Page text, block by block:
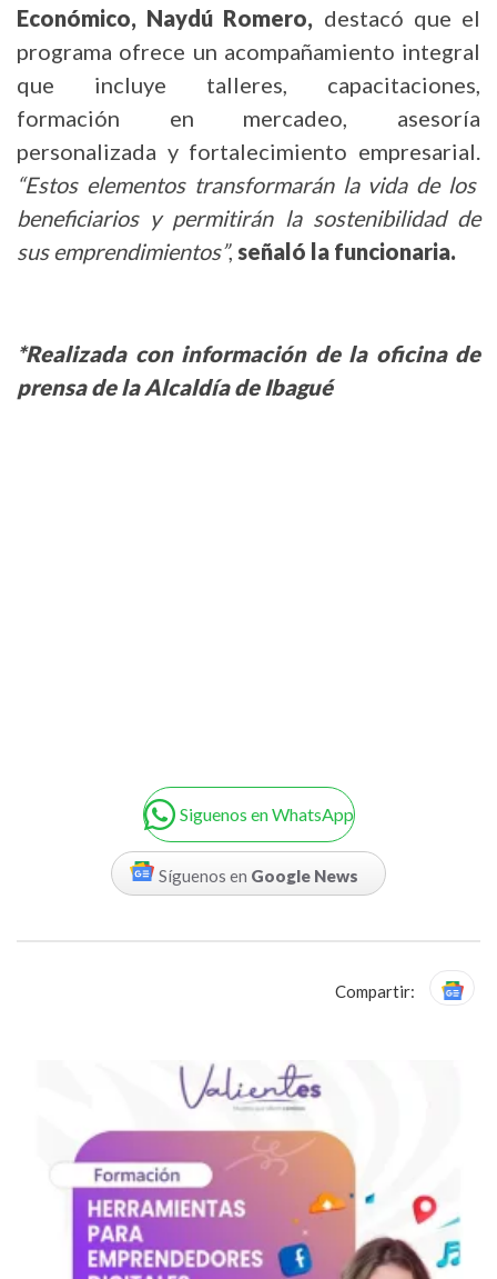
Económico, Naydú Romero, destacó que el
programa ofrece un acompañamiento integral
que incluye talleres, capacitaciones,
formación en mercadeo, asesoría
personalizada y fortalecimiento empresarial.
“Estos elementos transformarán la vida de los
beneficiarios y permitirán la sostenibilidad de
sus emprendimientos”, señaló la funcionaria.
*Realizada con información de la oficina de
prensa de la Alcaldía de Ibagué
Siguenos en WhatsApp
Síguenos en Google News
Compartir: